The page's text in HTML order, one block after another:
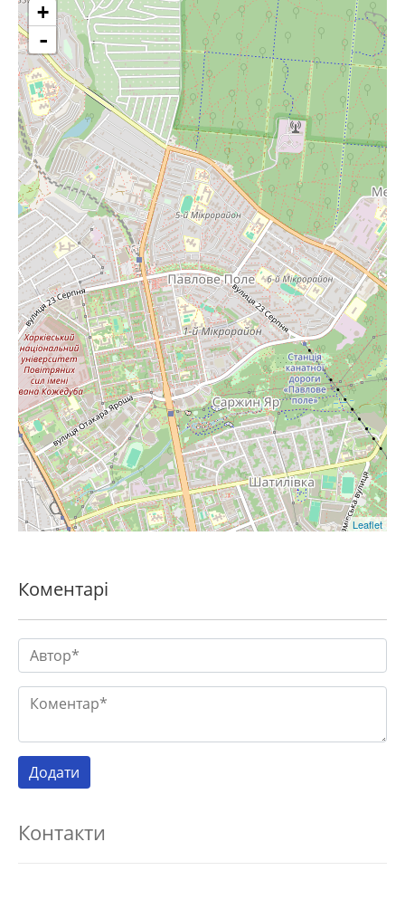
+
-
Leaflet
Коментарі
Контакти